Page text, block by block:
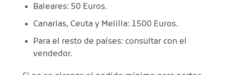
Baleares: 50 Euros.
Canarias, Ceuta y Melilla: 1500 Euros.
Para el resto de países: consultar con el
vendedor.